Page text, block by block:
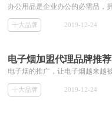
十大品牌 2019-12-24
电子烟加盟代理品牌推荐
十大品牌 2019-12-24